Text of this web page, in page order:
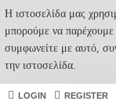
Η ιστοσελίδα μας
μπορούμε να
συμφωνείτε με αυτό,
την ιστοσελίδα.
LOGIN REGISTER